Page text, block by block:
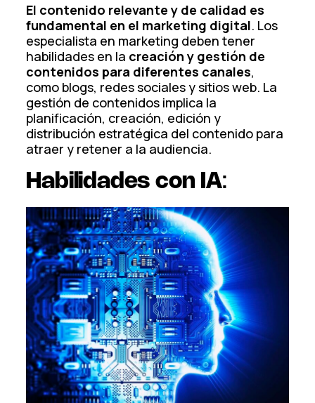
El contenido relevante y de calidad es
fundamental en el marketing digital. Los
especialista en marketing deben tener
habilidades en la creación y gestión de
contenidos para diferentes canales,
como blogs, redes sociales y sitios web. La
gestión de contenidos implica la
planificación, creación, edición y
distribución estratégica del contenido para
atraer y retener a la audiencia.
Habilidades con IA: